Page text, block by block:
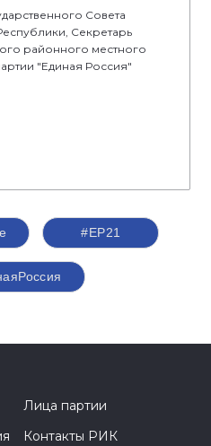
Совета
Секретарь
районного местного
"Единая Россия"
#ЕР21
Лица партии
Контакты РИК